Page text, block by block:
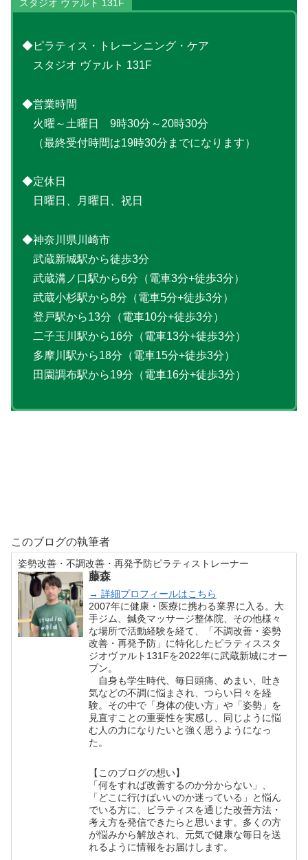
スタジオ ヴァルト 131F
◆ピラティス・トレーンニング・ケア
スタジオ ヴァルト 131F
◆営業時間
火曜～土曜日 9時30分～20時30分
（最終受付時間は19時30分までになります）
◆定休日
日曜日、月曜日、祝日
◆神奈川県川崎市
武蔵新城駅から徒歩3分
武蔵溝ノ口駅から6分（電車3分+徒歩3分）
武蔵小杉駅から8分（電車5分+徒歩3分）
登戸駅から13分（電車10分+徒歩3分）
二子玉川駅から16分（電車13分+徒歩3分）
多摩川駅から18分（電車15分+徒歩3分）
田園調布駅から19分（電車16分+徒歩3分）
このブログの執筆者
姿勢改善・不調改善・再発予防ピラティストレーナー
藤森
→ 詳細プロフィールはこちら
2007年に健康・医療に携わる業界に入る。大
手ジム、鍼灸マッサージ整体院、その他様々
な場所で活動経験を経て、「不調改善・姿勢
改善・再発予防」に特化したピラティススタ
ジオヴァルト131Fを2022年に武蔵新城にオー
プン。
自身も学生時代、毎日頭痛、めまい、吐き
気などの不調に悩まされ、つらい日々を経
験。その中で「身体の使い方」や「姿勢」を
見直すことの重要性を実感し、同じように悩
む人の力になりたいと強く思うようになっ
た。
【このブログの想い】
「何をすれば改善するのか分からない」、
「どこに行けばいいのか迷っている」と悩ん
でいる方に、ピラティスを通じた改善方法・
考え方を発信できたらと思います。多くの方
が悩みから解放され、元気で健康な毎日を送
れるように情報をお届けします。